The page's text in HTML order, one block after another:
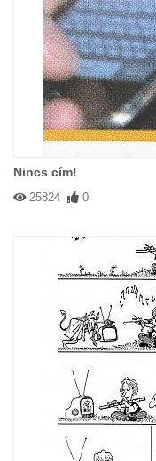
Nincs cím!
25824 0